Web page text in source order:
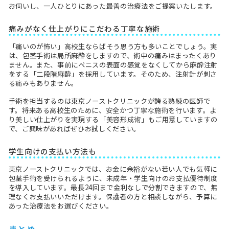
お伺いし、一人ひとりにあった最善の治療法をご提案いたします。
痛みがなく仕上がりにこだわる丁寧な施術
「痛いのが怖い」高校生ならばそう思う方も多いことでしょう。実
は、包茎手術は局所麻酔をしますので、術中の痛みはまったくあり
ません。また、事前にペニスの表面の感覚をなくしてから麻酔注射
をする「二段階麻酔」を採用しています。そのため、注射針が刺さ
る痛みもありません。
手術を担当するのは東京ノーストクリニックが誇る熟練の医師で
す。将来ある高校生のために、安全かつ丁寧な施術を行います。よ
り美しい仕上がりを実現する「美容形成術」もご用意していますの
で、ご興味があればぜひお試しください。
学生向けの支払い方法も
東京ノーストクリニックでは、お金に余裕がない若い人でも気軽に
包茎手術を受けられるように、未成年・学生向けのお支払優待制度
を導入しています。最長24回まで金利なしで分割できますので、無
理なくお支払いいただけます。保護者の方と相談しながら、予算に
あった治療法をお選びください。